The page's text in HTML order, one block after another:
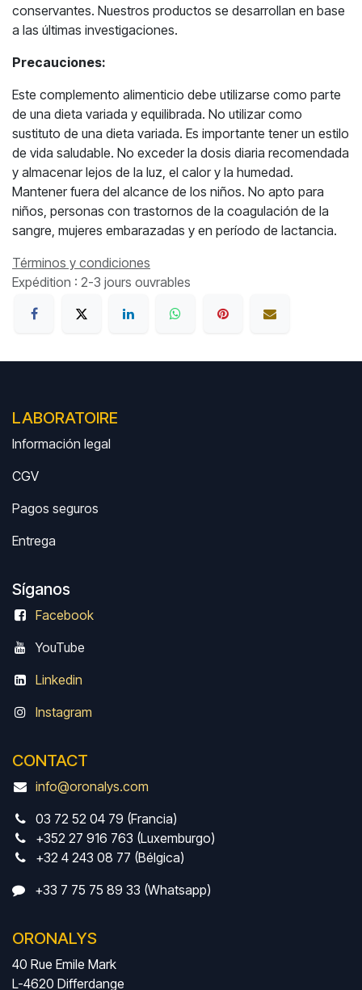
conservantes. Nuestros productos se desarrollan en base
a las últimas investigaciones.
Precauciones:
Este complemento alimenticio debe utilizarse como parte
de una dieta variada y equilibrada. No utilizar como
sustituto de una dieta variada. Es importante tener un estilo
de vida saludable. No exceder la dosis diaria recomendada
y almacenar lejos de la luz, el calor y la humedad.
Mantener fuera del alcance de los niños. No apto para
niños, personas con trastornos de la coagulación de la
sangre, mujeres embarazadas y en período de lactancia.
Términos y condiciones
Expédition : 2-3 jours ouvrables
LABORATOIRE
Información legal
CGV
Pagos seguros
Entrega
Síganos
Facebook
YouTube
Linkedin
Instagram
CONTACT
info@oronalys.com
03 72 52 04 79 (Francia)
+352 27 916 763 (Luxemburgo)
+32 4 243 08 77 (Bélgica)
+33 7 75 75 89 33 (Whatsapp)
ORONALYS
40 Rue Emile Mark
L-4620 Differdange